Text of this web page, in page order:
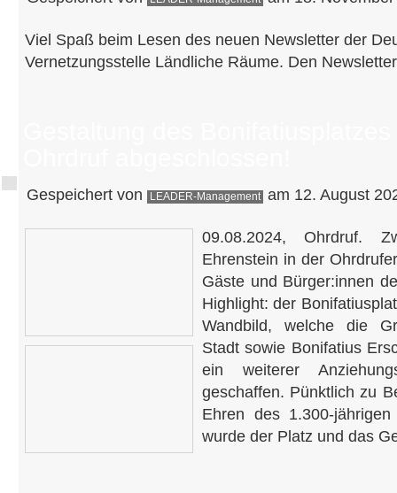
Viel Spaß beim Lesen des neuen Newsletter der
Vernetzungsstelle Ländliche Räume. Den
Gespeichert von LEADER-Management am 12. August
09.08.2024, Ohrdruf.
Ehrenstein in der
Gäste und Bürger:innen
Highlight: der
Wandbild, welche die
Stadt sowie Bonifatius
ein weiterer
geschaffen. Pünktlich zu
Ehren des 1.300-
wurde der Platz und das